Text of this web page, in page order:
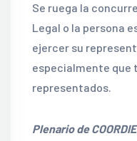
Se ruega la
Legal o la persona
ejercer su
especialmente que
representados.
Plenario de